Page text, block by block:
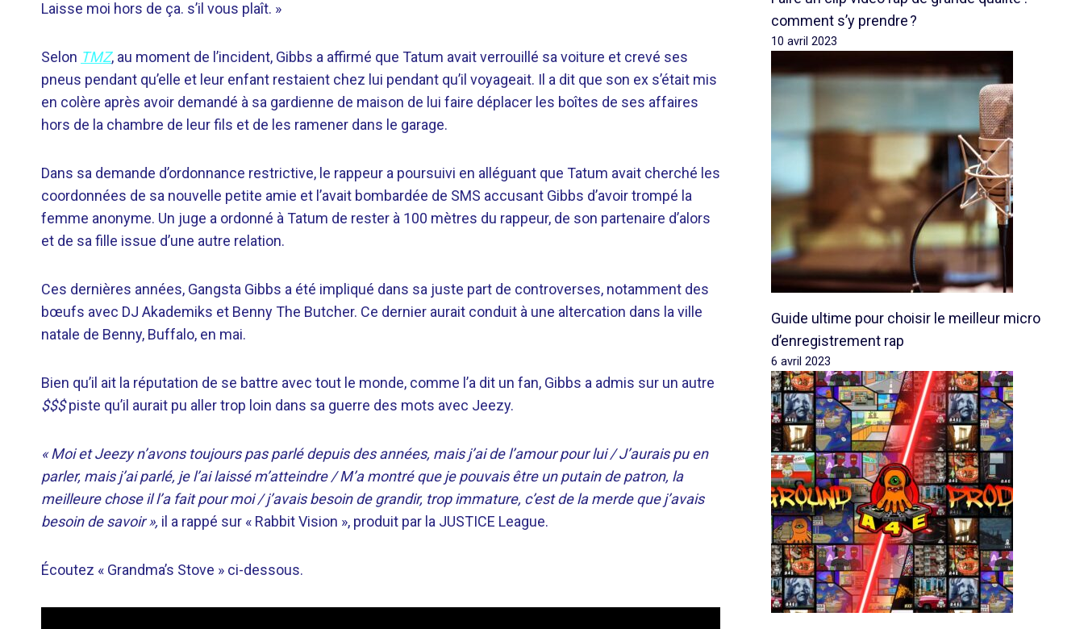
Laisse moi hors de ça. s’il vous plaît. »
Selon TMZ, au moment de l’incident, Gibbs a affirmé que Tatum avait verrouillé sa voiture et crevé ses
pneus pendant qu’elle et leur enfant restaient chez lui pendant qu’il voyageait. Il a dit que son ex s’était mis
en colère après avoir demandé à sa gardienne de maison de lui faire déplacer les boîtes de ses affaires
hors de la chambre de leur fils et de les ramener dans le garage.
Dans sa demande d’ordonnance restrictive, le rappeur a poursuivi en alléguant que Tatum avait cherché les
coordonnées de sa nouvelle petite amie et l’avait bombardée de SMS accusant Gibbs d’avoir trompé la
femme anonyme. Un juge a ordonné à Tatum de rester à 100 mètres du rappeur, de son partenaire d’alors
et de sa fille issue d’une autre relation.
Ces dernières années, Gangsta Gibbs a été impliqué dans sa juste part de controverses, notamment des
bœufs avec DJ Akademiks et Benny The Butcher. Ce dernier aurait conduit à une altercation dans la ville
natale de Benny, Buffalo, en mai.
Bien qu’il ait la réputation de se battre avec tout le monde, comme l’a dit un fan, Gibbs a admis sur un autre
$$$piste qu’il aurait pu aller trop loin dans sa guerre des mots avec Jeezy.
« Moi et Jeezy n’avons toujours pas parlé depuis des années, mais j’ai de l’amour pour lui / J’aurais pu en
parler, mais j’ai parlé, je l’ai laissé m’atteindre / M’a montré que je pouvais être un putain de patron, la
meilleure chose il l’a fait pour moi / j’avais besoin de grandir, trop immature, c’est de la merde que j’avais
besoin de savoir », il a rappé sur « Rabbit Vision », produit par la JUSTICE League.
Écoutez « Grandma’s Stove » ci-dessous.
comment s’y prendre ?
10 avril 2023
Guide ultime pour choisir le meilleur micro
d’enregistrement rap
6 avril 2023